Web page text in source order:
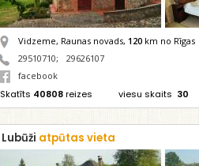
Vidzeme, Raunas novads, 120 km no Rīgas
29510710;
29626107
facebook
Skatīts 40808reizes viesu skaits 30
Lubūži atpūtas vieta